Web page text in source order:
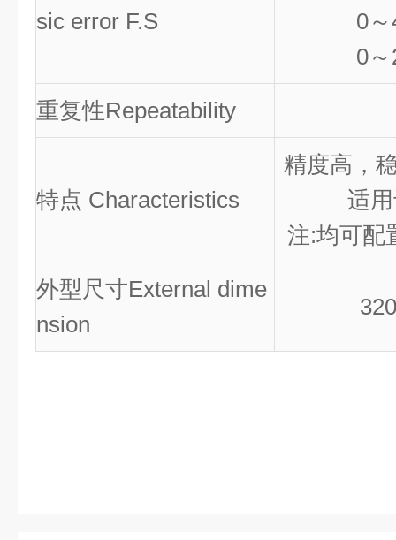
sic error F.S
0
0
重复性Repeatability
特点 Characteristics
精度高，
适
注:均可配
外型尺寸External dime
nsion
320